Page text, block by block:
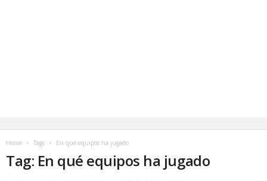
Home Tags En qué equipos ha jugado
Tag: En qué equipos ha jugado